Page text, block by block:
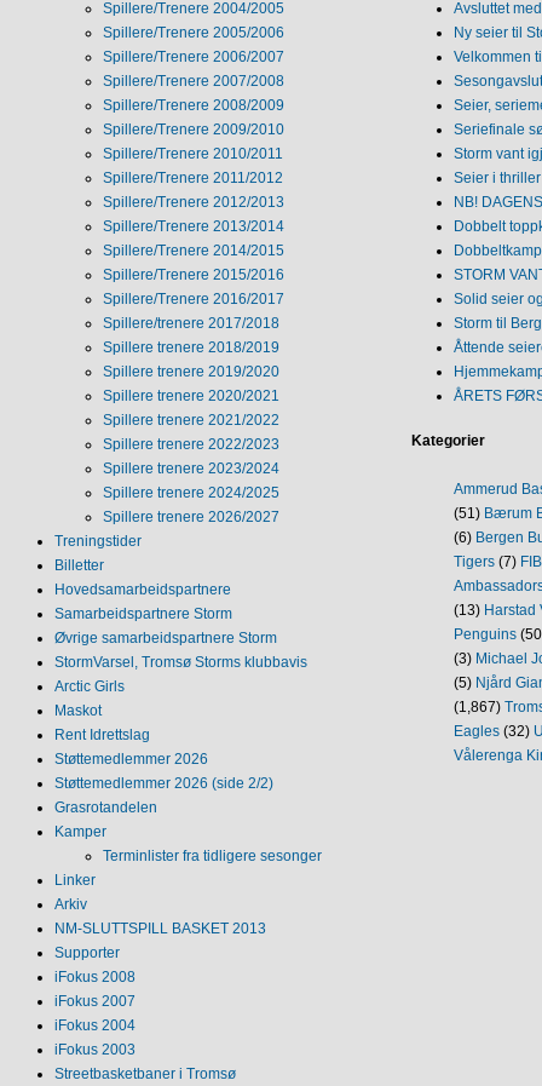
Spillere/Trenere 2004/2005
Spillere/Trenere 2005/2006
Spillere/Trenere 2006/2007
Spillere/Trenere 2007/2008
Spillere/Trenere 2008/2009
Spillere/Trenere 2009/2010
Spillere/Trenere 2010/2011
Spillere/Trenere 2011/2012
Spillere/Trenere 2012/2013
Spillere/Trenere 2013/2014
Spillere/Trenere 2014/2015
Spillere/Trenere 2015/2016
Spillere/Trenere 2016/2017
Spillere/trenere 2017/2018
Spillere trenere 2018/2019
Spillere trenere 2019/2020
Spillere trenere 2020/2021
Spillere trenere 2021/2022
Spillere trenere 2022/2023
Spillere trenere 2023/2024
Spillere trenere 2024/2025
Spillere trenere 2026/2027
Treningstider
Billetter
Hovedsamarbeidspartnere
Samarbeidspartnere Storm
Øvrige samarbeidspartnere Storm
StormVarsel, Tromsø Storms klubbavis
Arctic Girls
Maskot
Rent Idrettslag
Støttemedlemmer 2026
Støttemedlemmer 2026 (side 2/2)
Grasrotandelen
Kamper
Terminlister fra tidligere sesonger
Linker
Arkiv
NM‐SLUTTSPILL BASKET 2013
Supporter
iFokus 2008
iFokus 2007
iFokus 2004
iFokus 2003
Streetbasketbaner i Tromsø
Avsluttet
Ny seier til
Velkommen
Seier,
Seriefinale
Storm vant
Seier i
NB!
Dobbelt
STORM
Solid seier
Storm til
Åttende
ÅRETS
Kategorier
Ammerud
(51) Bærum
(6) Bergen
Tigers (7)
(13) Harstad
Penguins
(3) Michael
(5) Njård
(1,867)
Eagles (32)
Vålerenga